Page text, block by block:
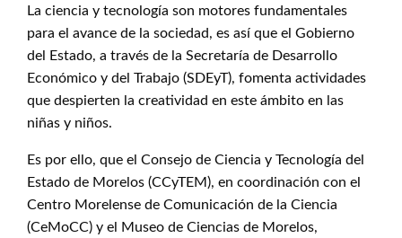
La ciencia y tecnología son motores fundamentales
para el avance de la sociedad, es así que el Gobierno
del Estado, a través de la Secretaría de Desarrollo
Económico y del Trabajo (SDEyT), fomenta actividades
que despierten la creatividad en este ámbito en las
niñas y niños.
Es por ello, que el Consejo de Ciencia y Tecnología del
Estado de Morelos (CCyTEM), en coordinación con el
Centro Morelense de Comunicación de la Ciencia
(CeMoCC) y el Museo de Ciencias de Morelos,